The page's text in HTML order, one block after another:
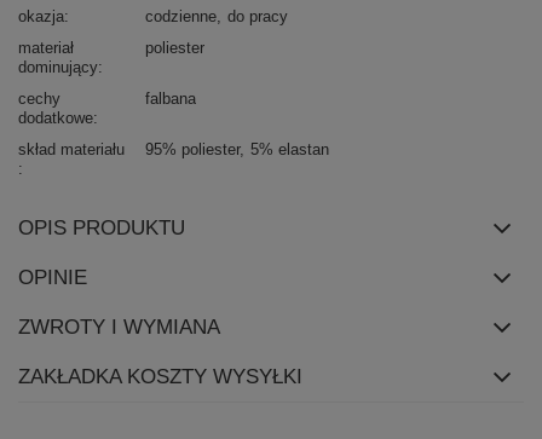
okazja
codzienne do pracy
materiał
dominujący
poliester
cechy
dodatkowe
falbana
skład materiału 95% poliester 5% elastan
OPIS PRODUKTU
OPINIE
ZWROTY I WYMIANA
ZAKŁADKA KOSZTY WYSYŁKI